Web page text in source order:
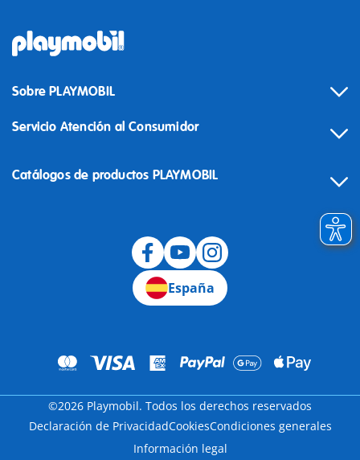
Sobre PLAYMOBIL
Servicio Atención al Consumidor
Catálogos de productos PLAYMOBIL
España
©2026 Playmobil. Todos los derechos reservados
Declaración de PrivacidadCookiesCondiciones generales
Información legal